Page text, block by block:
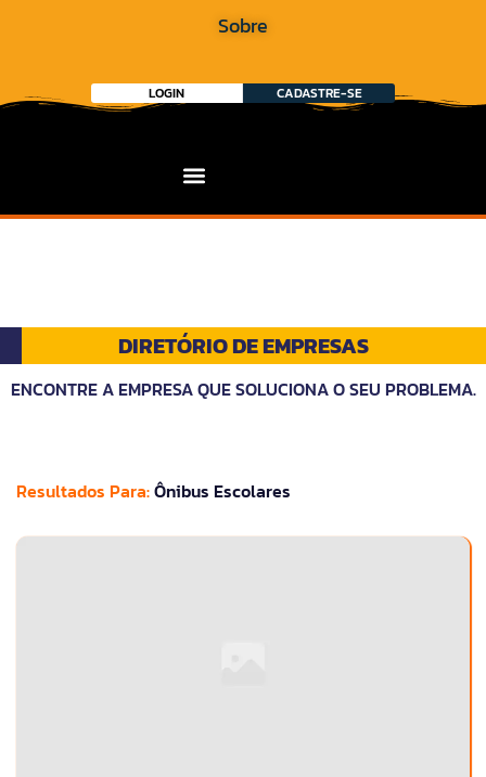
Sobre
LOGIN CADASTRE-SE
DIRETÓRIO DE EMPRESAS
ENCONTRE A EMPRESA QUE SOLUCIONA O SEU PROBLEMA.
Resultados Para:Ônibus Escolares